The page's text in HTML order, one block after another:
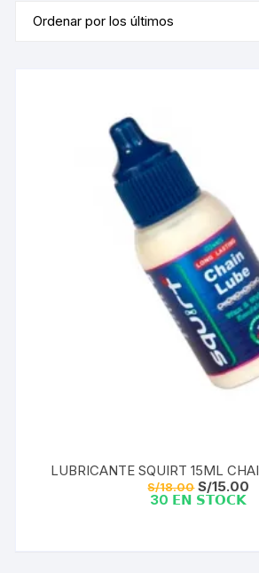
LUBRICANTE SQUIRT 15ML
S/18.00 El
precio
S/15.00
30 𝗘𝗡 𝗦𝗧𝗢𝗖𝗞